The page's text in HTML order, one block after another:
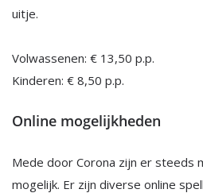
uitje.
Volwassenen: € 13,50 p.p.
Kinderen: € 8,50 p.p.
Online mogelijkheden
Mede door Corona zijn er steeds
mogelijk. Er zijn diverse online